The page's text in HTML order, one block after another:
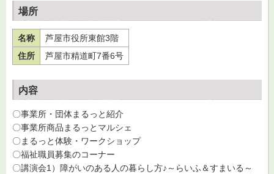
場所
名称
芦屋市役所東館3階
住所
芦屋市精道町7番6号
内容
〇事業所・団体まるっと紹介
〇事業所商品まるっとマルシェ
〇まるっと体験・ワークショップ
〇福祉職員募集のコーナー
〇講演会1）障がいのある人の暮らし方♪～らいふ＆すまいる～